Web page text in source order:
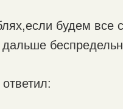
будем все
дальше
ответил: